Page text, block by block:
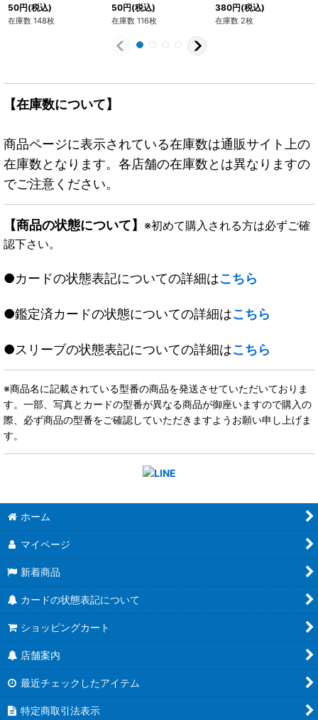
50円(税込)
在庫数 148枚
50円(税込)
在庫数 116枚
380円(税込)
在庫数 2枚
【在庫数について】
商品ページに表示されている在庫数は通販サイト上の
在庫数となります。各店舗の在庫数とは異なりますの
でご注意ください。
【商品の状態について】 ※初めて購入される方は必ずご確
認下さい。
●カードの状態表記についての詳細はこちら
●鑑定済カードの状態についての詳細はこちら
●スリーブの状態表記についての詳細はこちら
※商品名に記載されている型番の商品を発送させていただいておりま
す。一部、写真とカードの型番が異なる商品が御座いますので購入の
際、必ず商品の型番をご確認していただきますようお願い申し上げま
す。
ホーム
マイページ
新着商品
カードの状態表記について
ショッピングカート
店舗案内
最近チェックしたアイテム
特定商取引法表示